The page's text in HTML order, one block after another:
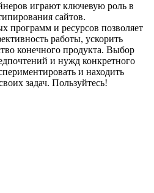
играют ключевую роль в
сайтов.
программ и ресурсов позволяет
работы, ускорить
конечного продукта. Выбор
и нужд конкретного
и находить
задач. Пользуйтесь!